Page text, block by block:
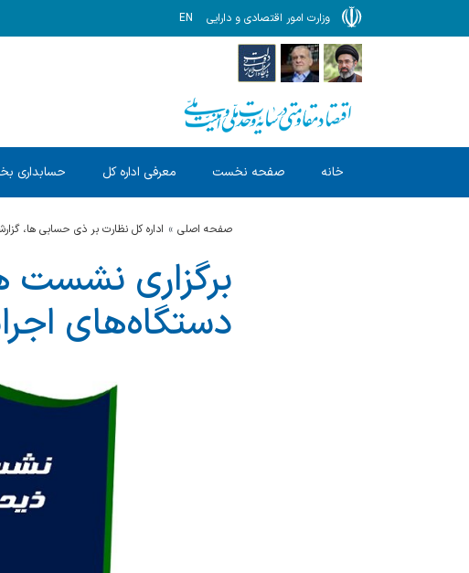
وزارت امور اقتصادی و دارایی EN
خانه صفحه نخست معرفی اداره کل حسابداری
صفحه اصلی اداره کل نظارت بر ذی حسابی ها،
برگزاری نشست
دستگاه‌های